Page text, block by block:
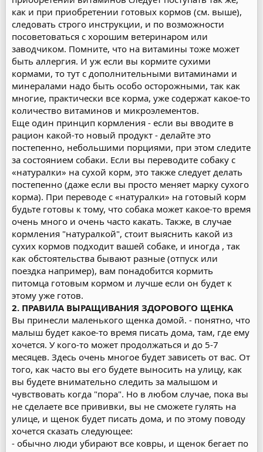
как и при приобретении готовых кормов (см. выше),
следовать строго инструкции, и по возможности
посоветоваться с хорошим ветеринаром или
заводчиком. Помните, что на витамины тоже может
быть аллергия. И уж если вы кормите сухими
кормами, то тут с дополнительными витаминами и
минералами надо быть особо осторожными, так как
многие, практически все корма, уже содержат какое-то
количество витаминов и микроэлементов.
Еще один принцип кормления - если вы вводите в
рацион какой-то новый продукт - делайте это
постепенно, небольшими порциями, при этом следите
за состоянием собаки. Если вы переводите собаку с
«натуралки» на сухой корм, это также следует делать
постепенно (даже если вы просто меняет марку сухого
корма). При переводе с «натуралки» на готовый корм
будьте готовы к тому, что собака может какое-то время
очень много и очень часто какать. Также, в случае
кормления "натуралкой", стоит выяснить какой из
сухих кормов подходит вашей собаке, и иногда , так
как обстоятельства бывают разные (отпуск или
поездка например), вам понадобится кормить
питомца готовым кормом и лучше если он будет к
этому уже готов.
2. ПРАВИЛА ВЫРАЩИВАНИЯ ЗДОРОВОГО ЩЕНКА
Вы принесли маленького щенка домой. - понятно, что
малыш будет какое-то время писать дома, там, где ему
хочется. У кого-то может продолжаться и до 5-7
месяцев. Здесь очень многое будет зависеть от вас. От
того, как часто вы его будете выносить на улицу, как
вы будете внимательно следить за малышом и
чувствовать когда "пора". Но в любом случае, пока вы
не сделаете все прививки, вы не сможете гулять на
улице, и щенок будет писать дома, и по этому поводу
хочется сказать следующее:
- обычно люди убирают все ковры, и щенок бегает по